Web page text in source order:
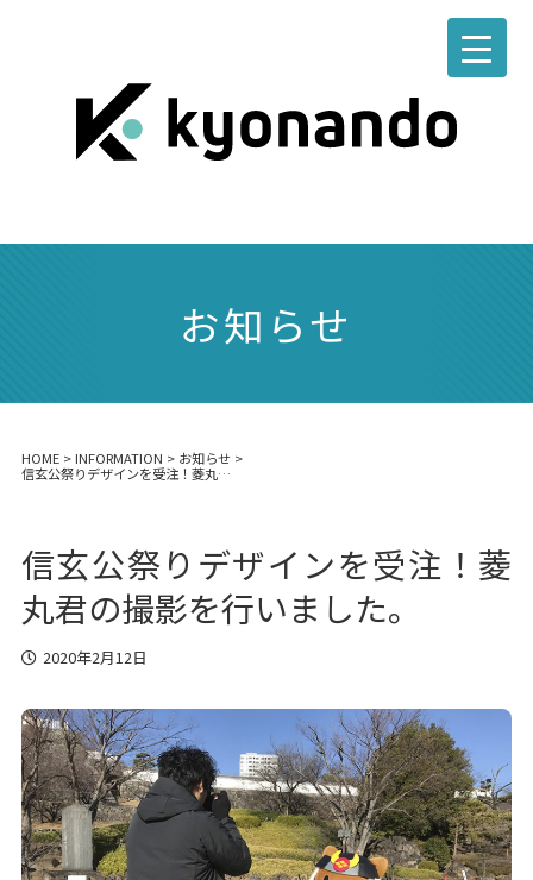
お知らせ
HOME> INFORMATION > お知らせ>
信玄公祭りデザインを受注！菱丸君の撮影を行いました。
信玄公祭りデザインを受注！菱
丸君の撮影を行いました。
2020年2月12日